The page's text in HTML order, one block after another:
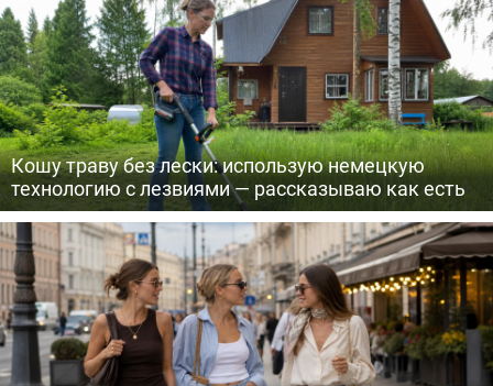
Кошу траву без лески: использую немецкую
технологию с лезвиями — рассказываю как есть